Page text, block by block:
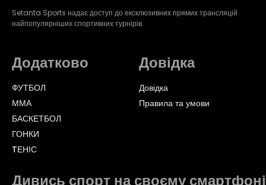
Setanta Sports надає доступ до ексклюзивних прямих трансляцій
найпопулярніших спортивних турнірів.
Додатково
ФУТБОЛ
ММА
БАСКЕТБОЛ
ГОНКИ
TЕНІС
Довідка
Довідка
Правила та умови
Дивись спорт на своєму смартфоні